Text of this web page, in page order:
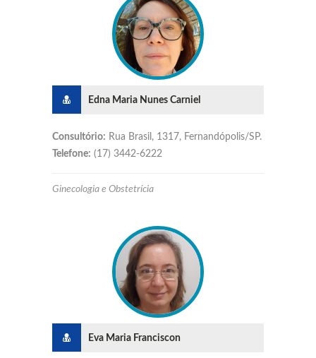
Edna Maria Nunes Carniel
Consultório: Rua Brasil, 1317, Fernandópolis/SP.
Telefone: (17) 3442-6222
Ginecologia e Obstetrícia
Eva Maria Franciscon